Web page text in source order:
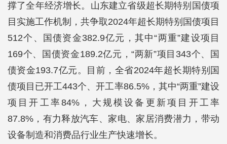
撑了全年经济增长。山东建立省级超长期特别国债项
目实施工作机制，共争取2024年超长期特别国债项目
512个、国债资金382.9亿元，其中“两重”建设项目
169个、国债资金189.2亿元，“两新”项目343个、国
债资金193.7亿元。目前，全省2024年超长期特别国
债项目已开工443个、开工率86.5%，其中“两重”建设
项目开工率84%，大规模设备更新项目开工率
87.8%，有力释放汽车、家电、家居消费潜力，带动
设备制造和消费品行业生产快速增长。